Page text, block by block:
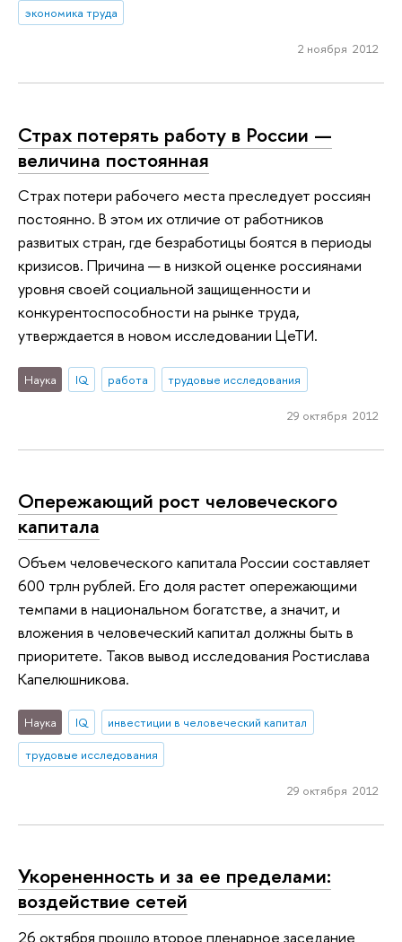
экономика труда
2 ноября 2012
Страх потерять работу в России —
величина постоянная
Cтрах потери рабочего места преследует россиян
постоянно. В этом их отличие от работников
развитых стран, где безработицы боятся в периоды
кризисов. Причина — в низкой оценке россиянами
уровня своей социальной защищенности и
конкурентоспособности на рынке труда,
утверждается в новом исследовании ЦеТИ.
Наука IQ работа трудовые исследования
29 октября 2012
Опережающий рост человеческого
капитала
Объем человеческого капитала России составляет
600 трлн рублей. Его доля растет опережающими
темпами в национальном богатстве, а значит, и
вложения в человеческий капитал должны быть в
приоритете. Таков вывод исследования Ростислава
Капелюшникова.
Наука IQ
инвестиции в человеческий капитал
трудовые исследования
29 октября 2012
Укорененность и за ее пределами:
воздействие сетей
26 октября прошло второе пленарное заседание